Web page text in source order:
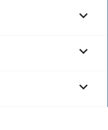


